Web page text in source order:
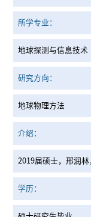
所学专业：
地球探测与信息技术
研究方向：
地球物理方法
介绍：
2019届硕士，邢润
学历：